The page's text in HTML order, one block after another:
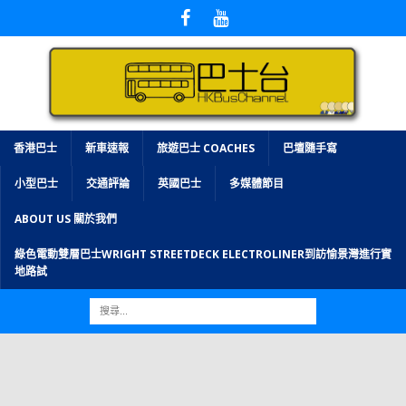
香港巴士 新車速報 旅遊巴士 COACHES 巴壇隨手寫
小型巴士 交通評論 英國巴士 多媒體節目
ABOUT US 關於我們
綠色電動雙層巴士WRIGHT STREETDECK ELECTROLINER到訪愉景灣進行實
地路試